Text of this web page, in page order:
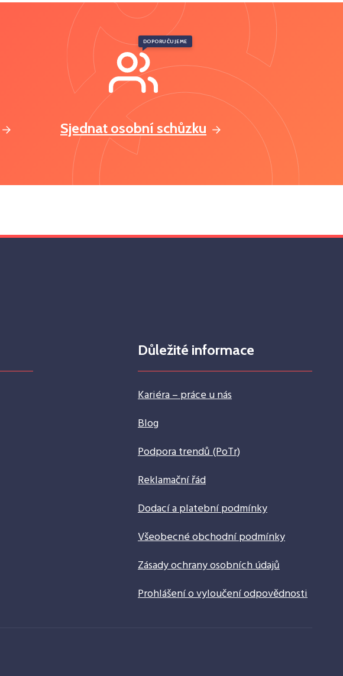
Sjednat osobní schůzku
DOPORUČUJEME
Důležité informace
Kariéra – práce u nás
Blog
Podpora trendů (PoTr)
Reklamační řád
Dodací a platební podmínky
Všeobecné obchodní podmínky
Zásady ochrany osobních údajů
Prohlášení o vyloučení odpovědnosti